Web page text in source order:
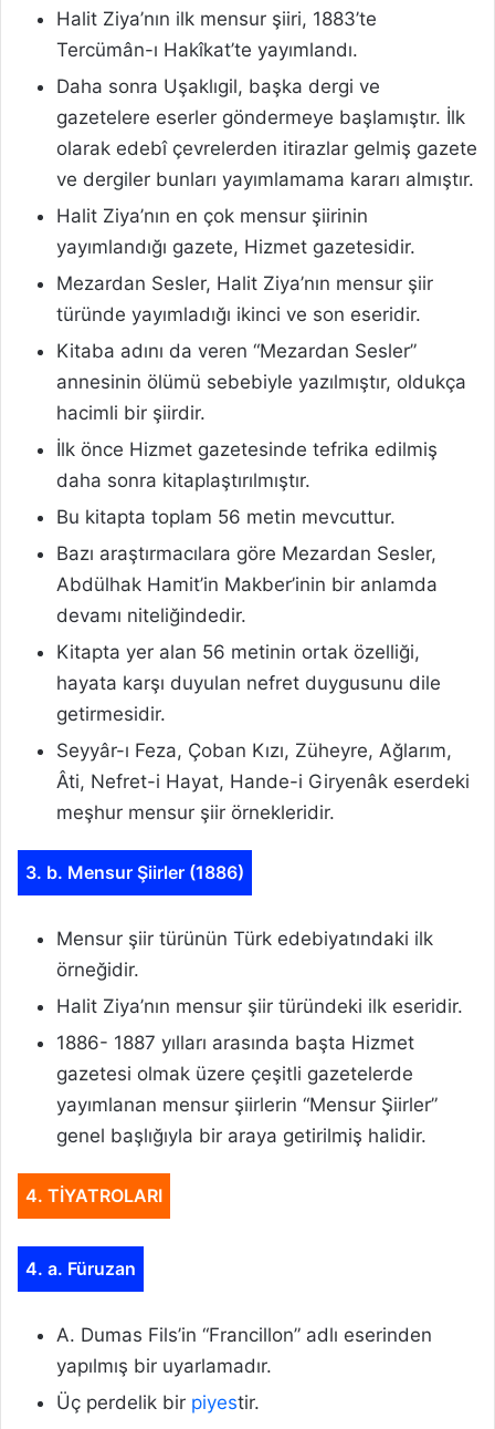
Halit Ziya’nın ilk mensur şiiri, 1883’te
Tercümân-ı Hakîkat’te yayımlandı.
Daha sonra Uşaklıgil, başka dergi ve
gazetelere eserler göndermeye başlamıştır. İlk
olarak edebî çevrelerden itirazlar gelmiş gazete
ve dergiler bunları yayımlamama kararı almıştır.
Halit Ziya’nın en çok mensur şiirinin
yayımlandığı gazete, Hizmet gazetesidir.
Mezardan Sesler, Halit Ziya’nın mensur şiir
türünde yayımladığı ikinci ve son eseridir.
Kitaba adını da veren “Mezardan Sesler”
annesinin ölümü sebebiyle yazılmıştır, oldukça
hacimli bir şiirdir.
İlk önce Hizmet gazetesinde tefrika edilmiş
daha sonra kitaplaştırılmıştır.
Bu kitapta toplam 56 metin mevcuttur.
Bazı araştırmacılara göre Mezardan Sesler,
Abdülhak Hamit’in Makber’inin bir anlamda
devamı niteliğindedir.
Kitapta yer alan 56 metinin ortak özelliği,
hayata karşı duyulan nefret duygusunu dile
getirmesidir.
Seyyâr-ı Feza, Çoban Kızı, Züheyre, Ağlarım,
Âti, Nefret-i Hayat, Hande-i Giryenâk eserdeki
meşhur mensur şiir örnekleridir.
3. b. Mensur Şiirler (1886)
Mensur şiir türünün Türk edebiyatındaki ilk
örneğidir.
Halit Ziya’nın mensur şiir türündeki ilk eseridir.
1886- 1887 yılları arasında başta Hizmet
gazetesi olmak üzere çeşitli gazetelerde
yayımlanan mensur şiirlerin “Mensur Şiirler”
genel başlığıyla bir araya getirilmiş halidir.
4. TİYATROLARI
4. a. Füruzan
A. Dumas Fils’in “Francillon” adlı eserinden
yapılmış bir uyarlamadır.
Üç perdelik bir piyestir.